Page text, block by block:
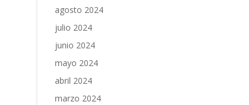
agosto 2024
julio 2024
junio 2024
mayo 2024
abril 2024
marzo 2024